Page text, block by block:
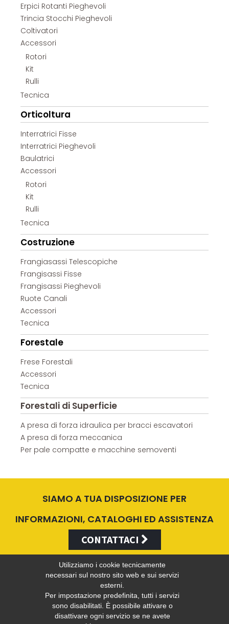
Erpici Rotanti Pieghevoli
Trincia Stocchi Pieghevoli
Coltivatori
Accessori
Rotori
Kit
Rulli
Tecnica
Orticoltura
Interratrici Fisse
Interratrici Pieghevoli
Baulatrici
Accessori
Rotori
Kit
Rulli
Tecnica
Costruzione
Frangiasassi Telescopiche
Frangisassi Fisse
Frangisassi Pieghevoli
Ruote Canali
Accessori
Tecnica
Forestale
Frese Forestali
Accessori
Tecnica
Forestali di Superficie
A presa di forza idraulica per bracci escavatori
A presa di forza meccanica
Per pale compatte e macchine semoventi
SIAMO A TUA DISPOSIZIONE PER
INFORMAZIONI, CATALOGHI ED ASSISTENZA
CONTATTACI
Valentini Antonio s.r.l.
Utilizziamo i cookie tecnicamente
necessari sul nostro sito web e sui servizi
esterni.
Per impostazione predefinita, tutti i servizi
sono disabilitati. È possibile attivare o
disattivare ogni servizio se ne avete